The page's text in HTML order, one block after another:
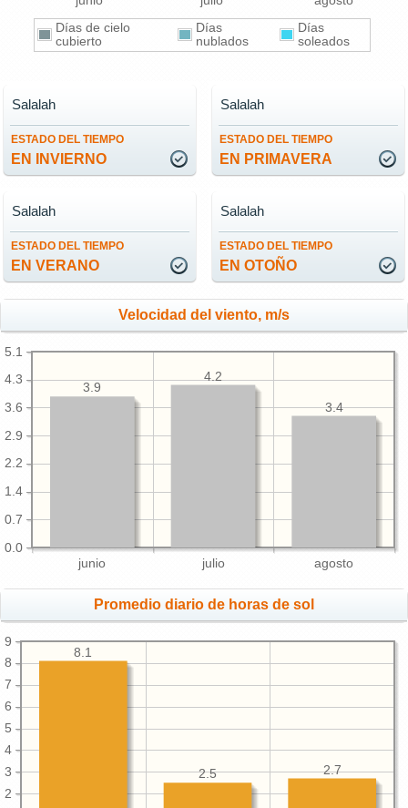
Días de cielo
cubierto
Días
nublados
Días
soleados
ESTADO DEL TIEMPO
EN INVIERNO
Salalah
ESTADO DEL TIEMPO
EN PRIMAVERA
Salalah
ESTADO DEL TIEMPO
EN VERANO
Salalah
ESTADO DEL TIEMPO
EN OTOÑO
Salalah
Velocidad del viento, m/s
junio julio agosto
0.0
0.7
1.4
2.2
2.9
3.6
4.3
5.1
3.4
4.2
3.9
Promedio diario de horas de sol
2
3
4
5
6
7
8
9
2.7
2.5
8.1